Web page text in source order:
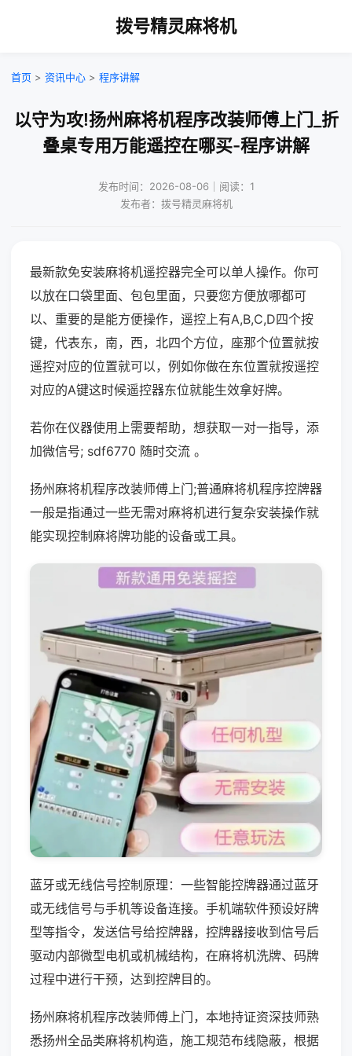
拨号精灵麻将机
首页 > 资讯中心 > 程序讲解
以守为攻!扬州麻将机程序改装师傅上门_折
叠桌专用万能遥控在哪买-程序讲解
发布时间：2026-08-06｜阅读：1
发布者：拨号精灵麻将机
最新款免安装麻将机遥控器完全可以单人操作。你可
以放在口袋里面、包包里面，只要您方便放哪都可
以、重要的是能方便操作，遥控上有A,B,C,D四个按
键，代表东，南，西，北四个方位，座那个位置就按
遥控对应的位置就可以，例如你做在东位置就按遥控
对应的A键这时候遥控器东位就能生效拿好牌。
若你在仪器使用上需要帮助，想获取一对一指导，添
加微信号; sdf6770 随时交流 。
扬州麻将机程序改装师傅上门;普通麻将机程序控牌器
一般是指通过一些无需对麻将机进行复杂安装操作就
能实现控制麻将牌功能的设备或工具。
蓝牙或无线信号控制原理：一些智能控牌器通过蓝牙
或无线信号与手机等设备连接。手机端软件预设好牌
型等指令，发送信号给控牌器，控牌器接收到信号后
驱动内部微型电机或机械结构，在麻将机洗牌、码牌
过程中进行干预，达到控牌目的。
扬州麻将机程序改装师傅上门，本地持证资深技师熟
悉扬州全品类麻将机构造，施工规范布线隐蔽，根据